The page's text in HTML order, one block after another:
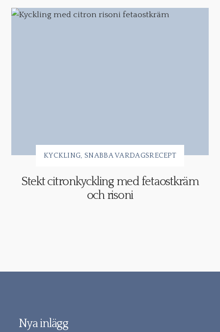
KYCKLING SNABBA VARDAGSRECEPT
Stekt citronkyckling med fetaostkräm
och risoni
Nya inlägg